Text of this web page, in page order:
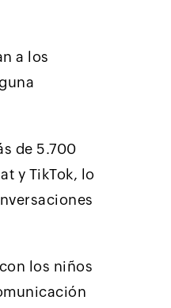
a los
de 5.700
y TikTok, lo
los niños